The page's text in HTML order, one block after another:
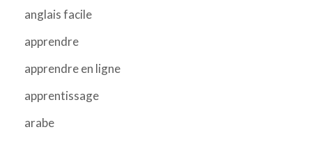
anglais facile
apprendre
apprendre en ligne
apprentissage
arabe